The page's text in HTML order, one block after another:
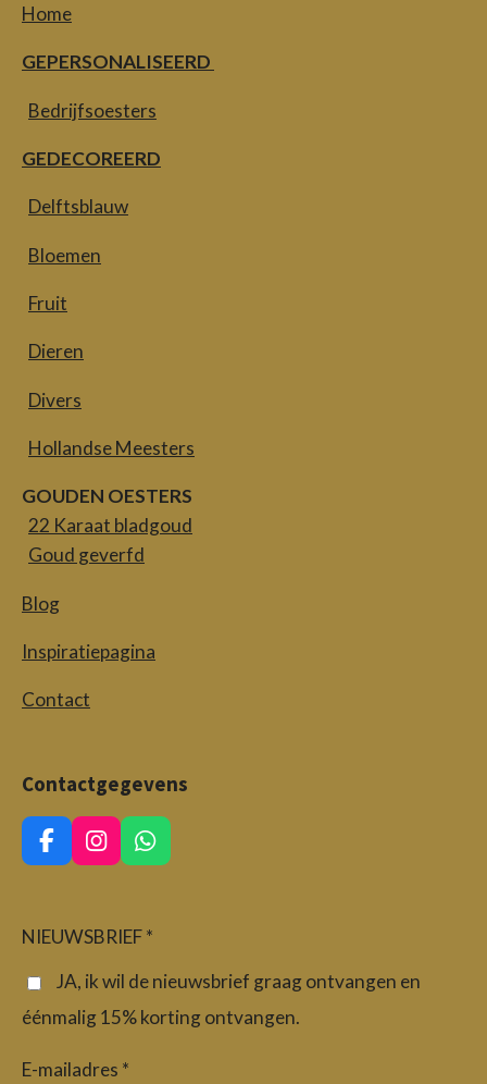
Home
GEPERSONALISEERD
Bedrijfsoesters
GEDECOREERD
Delftsblauw
Bloemen
Fruit
Dieren
Divers
Hollandse Meesters
GOUDEN OESTERS
22 Karaat bladgoud
Goud geverfd
Blog
Inspiratiepagina
Contact
Contactgegevens
F
a
b
I
n
a
r
m
W
h
s
p
NIEUWSBRIEF *
JA, ik wil de nieuwsbrief graag ontvangen en
éénmalig 15% korting ontvangen.
E-mailadres *